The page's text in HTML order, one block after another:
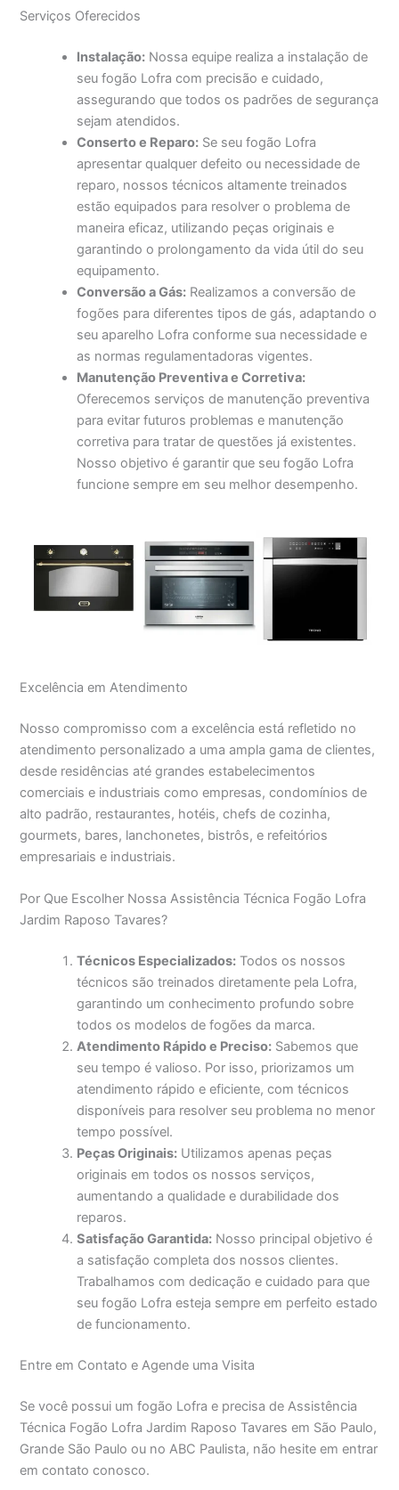
Serviços Oferecidos
Instalação: Nossa equipe realiza a instalação de
seu fogão Lofra com precisão e cuidado,
assegurando que todos os padrões de segurança
sejam atendidos.
Conserto e Reparo: Se seu fogão Lofra
apresentar qualquer defeito ou necessidade de
reparo, nossos técnicos altamente treinados
estão equipados para resolver o problema de
maneira eficaz, utilizando peças originais e
garantindo o prolongamento da vida útil do seu
equipamento.
Conversão a Gás: Realizamos a conversão de
fogões para diferentes tipos de gás, adaptando o
seu aparelho Lofra conforme sua necessidade e
as normas regulamentadoras vigentes.
Manutenção Preventiva e Corretiva:
Oferecemos serviços de manutenção preventiva
para evitar futuros problemas e manutenção
corretiva para tratar de questões já existentes.
Nosso objetivo é garantir que seu fogão Lofra
funcione sempre em seu melhor desempenho.
Excelência em Atendimento
Nosso compromisso com a excelência está refletido no
atendimento personalizado a uma ampla gama de clientes,
desde residências até grandes estabelecimentos
comerciais e industriais como empresas, condomínios de
alto padrão, restaurantes, hotéis, chefs de cozinha,
gourmets, bares, lanchonetes, bistrôs, e refeitórios
empresariais e industriais.
Por Que Escolher Nossa Assistência Técnica Fogão Lofra
Jardim Raposo Tavares?
Técnicos Especializados: Todos os nossos
técnicos são treinados diretamente pela Lofra,
garantindo um conhecimento profundo sobre
todos os modelos de fogões da marca.
Atendimento Rápido e Preciso: Sabemos que
seu tempo é valioso. Por isso, priorizamos um
atendimento rápido e eficiente, com técnicos
disponíveis para resolver seu problema no menor
tempo possível.
Peças Originais: Utilizamos apenas peças
originais em todos os nossos serviços,
aumentando a qualidade e durabilidade dos
reparos.
Satisfação Garantida: Nosso principal objetivo é
a satisfação completa dos nossos clientes.
Trabalhamos com dedicação e cuidado para que
seu fogão Lofra esteja sempre em perfeito estado
de funcionamento.
Entre em Contato e Agende uma Visita
Se você possui um fogão Lofra e precisa de Assistência
Técnica Fogão Lofra Jardim Raposo Tavares em São Paulo,
Grande São Paulo ou no ABC Paulista, não hesite em entrar
em contato conosco.